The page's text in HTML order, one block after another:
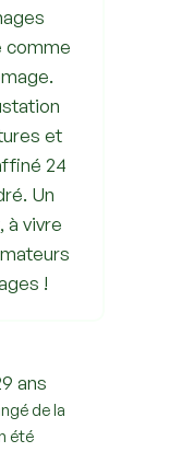
comme
et
24
Un
à vivre
!
ans
de la
été